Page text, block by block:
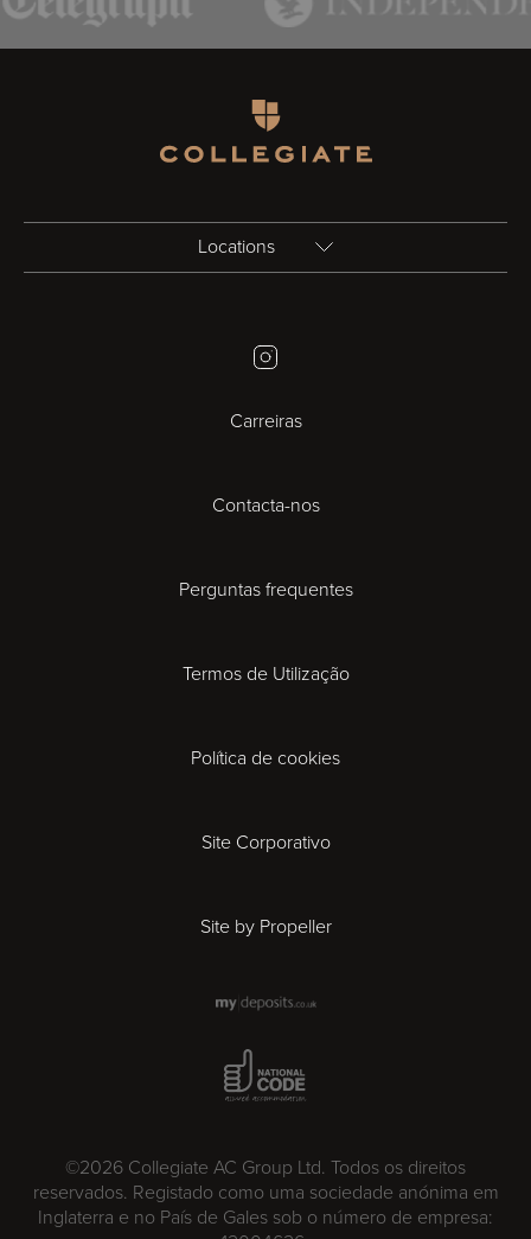
Locations
Bristol
Cambridge
Cardiff
Gloucester
Ipswich
London
Milan
Instagram
Carreiras
Contacta-nos
Perguntas frequentes
Termos de Utilização
Política de cookies
Site Corporativo
Site by Propeller
©2026 Collegiate AC Group Ltd. Todos os direitos
reservados. Registado como uma sociedade anónima em
Inglaterra e no País de Gales sob o número de empresa:
National Code Award